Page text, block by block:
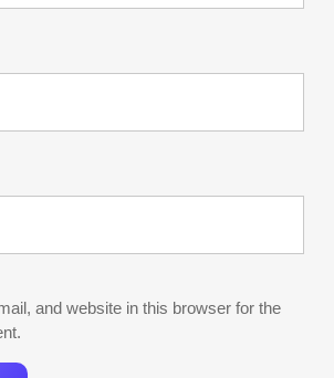
and website in this browser for the